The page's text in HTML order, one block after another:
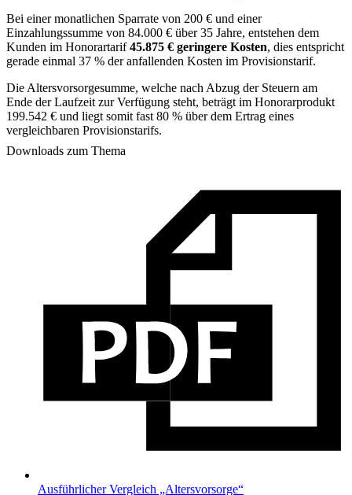
Bei einer monatlichen Sparrate von 200 € und einer
Einzahlungssumme von 84.000 € über 35 Jahre, entstehen dem
Kunden im Honorartarif45.875 € geringere Kosten, dies entspricht
gerade einmal 37 % der anfallenden Kosten im Provisionstarif.
Die Altersvorsorgesumme, welche nach Abzug der Steuern am
Ende der Laufzeit zur Verfügung steht, beträgt im Honorarprodukt
199.542 € und liegt somit fast 80 % über dem Ertrag eines
vergleichbaren Provisionstarifs.
Downloads zum Thema
Ausführlicher Vergleich „Altersvorsorge“